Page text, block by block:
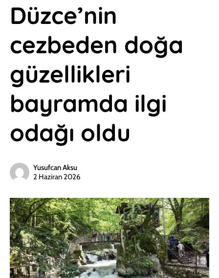
Düzce’nin
cezbeden doğa
güzellikleri
bayramda ilgi
odağı oldu
Yusufcan Aksu
2 Haziran 2026